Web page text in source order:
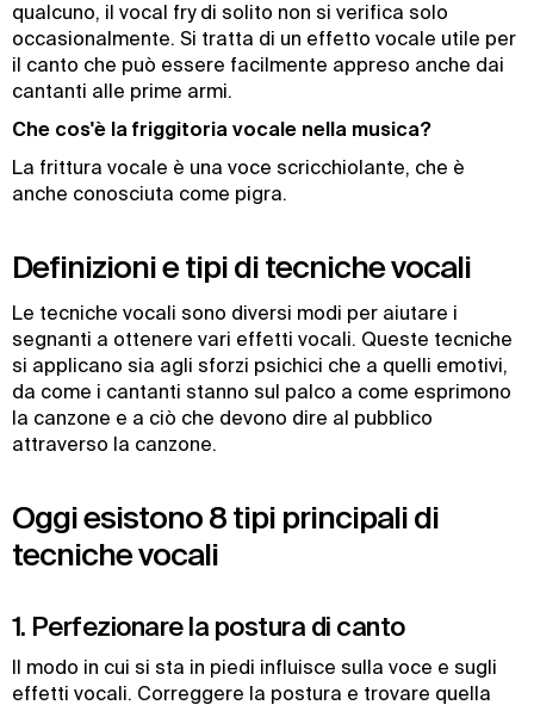
qualcuno, il vocal fry di solito non si verifica solo
occasionalmente. Si tratta di un effetto vocale utile per
il canto che può essere facilmente appreso anche dai
cantanti alle prime armi.
Che cos'è la friggitoria vocale nella musica?
La frittura vocale è una voce scricchiolante, che è
anche conosciuta come pigra.
Definizioni e tipi di tecniche vocali
Le tecniche vocali sono diversi modi per aiutare i
segnanti a ottenere vari effetti vocali. Queste tecniche
si applicano sia agli sforzi psichici che a quelli emotivi,
da come i cantanti stanno sul palco a come esprimono
la canzone e a ciò che devono dire al pubblico
attraverso la canzone.
Oggi esistono 8 tipi principali di
tecniche vocali
1. Perfezionare la postura di canto
Il modo in cui si sta in piedi influisce sulla voce e sugli
effetti vocali. Correggere la postura e trovare quella